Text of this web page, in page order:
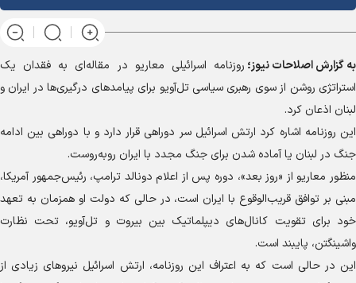
به گزارشاصلاحات نیوز؛ روزنامه اسرائیلی معاریو در مقاله‌ای به فقدان یک
استراتژی روشن از سوی رهبری سیاسی تل‌آویو برای پیامد‌های درگیری‌ها در ایران و
لبنان اذعان کرد.
این روزنامه اشاره کرد ارتش اسرائیل سر دوراهی قرار دارد و با دوراهی بین ادامه
جنگ در لبنان یا آماده شدن برای جنگ مجدد با ایران روبه‌روست.
منظور معاریو از «روز بعد»، دوره پس از اعلام دونالد ترامپ، رئیس‌جمهور آمریکا،
مبنی بر توافق قریب‌الوقوع با ایران است، در حالی که دولت او همزمان به تعهد
خود برای تقویت کانال‌های دیپلماتیک بین بیروت و تل‌آویو، تحت نظارت
واشینگتن، پایبند است.
این در حالی است که به اعتراف این روزنامه، ارتش اسرائیل نیرو‌های زیادی از